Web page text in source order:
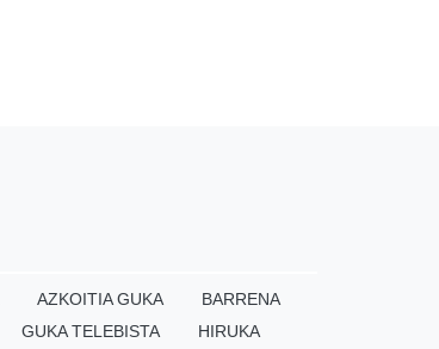
AZKOITIA GUKA
BARRENA
GUKA TELEBISTA HIRUKA